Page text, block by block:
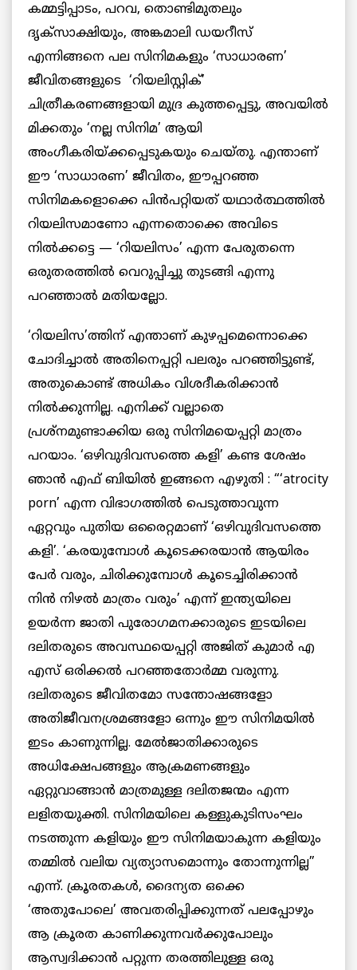
കമ്മട്ടിപ്പാടം, പറവ, തൊണ്ടിമുതലും
ദൃക്‌സാക്ഷിയും, അങ്കമാലി ഡയറീസ്
എന്നിങ്ങനെ പല സിനിമകളും ‘സാധാരണ’
ജീവിതങ്ങളുടെ ‘റിയലിസ്റ്റിക്’
ചിത്രീകരണങ്ങളായി മുദ്ര കുത്തപ്പെട്ടു, അവയിൽ
മിക്കതും ‘നല്ല സിനിമ’ ആയി
അംഗീകരിയ്ക്കപ്പെടുകയും ചെയ്തു. എന്താണ്
ഈ ‘സാധാരണ’ ജീവിതം, ഈപ്പറഞ്ഞ
സിനിമകളൊക്കെ പിൻപറ്റിയത് യഥാർത്ഥത്തിൽ
റിയലിസമാണോ എന്നതൊക്കെ അവിടെ
നിൽക്കട്ടെ — ‘റിയലിസം’ എന്ന പേരുതന്നെ
ഒരുതരത്തിൽ വെറുപ്പിച്ചു തുടങ്ങി എന്നു
പറഞ്ഞാൽ മതിയല്ലോ.
‘റിയലിസ’ത്തിന് എന്താണ് കുഴപ്പമെന്നൊക്കെ
ചോദിച്ചാൽ അതിനെപ്പറ്റി പലരും പറഞ്ഞിട്ടുണ്ട്,
അതുകൊണ്ട് അധികം വിശദീകരിക്കാൻ
നിൽക്കുന്നില്ല. എനിക്ക് വല്ലാതെ
പ്രശ്നമുണ്ടാക്കിയ ഒരു സിനിമയെപ്പറ്റി മാത്രം
പറയാം. ‘ഒഴിവുദിവസത്തെ കളി’ കണ്ട ശേഷം
ഞാൻ എഫ് ബിയിൽ ഇങ്ങനെ എഴുതി : “‘atrocity
porn’ എന്ന വിഭാഗത്തിൽ പെടുത്താവുന്ന
ഏറ്റവും പുതിയ ഒരൈറ്റമാണ് ‘ഒഴിവുദിവസത്തെ
കളി’. ‘കരയുമ്പോൾ കൂടെക്കരയാൻ ആയിരം
പേർ വരും, ചിരിക്കുമ്പോൾ കൂടെച്ചിരിക്കാൻ
നിൻ നിഴൽ മാത്രം വരും’ എന്ന് ഇന്ത്യയിലെ
ഉയർന്ന ജാതി പുരോഗമനക്കാരുടെ ഇടയിലെ
ദലിതരുടെ അവസ്ഥയെപ്പറ്റി അജിത് കുമാർ എ
എസ് ഒരിക്കൽ പറഞ്ഞതോർമ്മ വരുന്നു.
ദലിതരുടെ ജീവിതമോ സന്തോഷങ്ങളോ
അതിജീവനശ്രമങ്ങളോ ഒന്നും ഈ സിനിമയിൽ
ഇടം കാണുന്നില്ല. മേൽജാതിക്കാരുടെ
അധിക്ഷേപങ്ങളും ആക്രമണങ്ങളും
ഏറ്റുവാങ്ങാൻ മാത്രമുള്ള ദലിതജന്മം എന്ന
ലളിതയുക്തി. സിനിമയിലെ കള്ളുകുടിസംഘം
നടത്തുന്ന കളിയും ഈ സിനിമയാകുന്ന കളിയും
തമ്മിൽ വലിയ വ്യത്യാസമൊന്നും തോന്നുന്നില്ല”
എന്ന്. ക്രൂരതകൾ, ദൈന്യത ഒക്കെ
‘അതുപോലെ’ അവതരിപ്പിക്കുന്നത് പലപ്പോഴും
ആ ക്രൂരത കാണിക്കുന്നവർക്കുപോലും
ആസ്വദിക്കാൻ പറ്റുന്ന തരത്തിലുള്ള ഒരു